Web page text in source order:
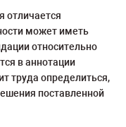
отличается
может иметь
относительно
в аннотации
труда определиться,
поставленной